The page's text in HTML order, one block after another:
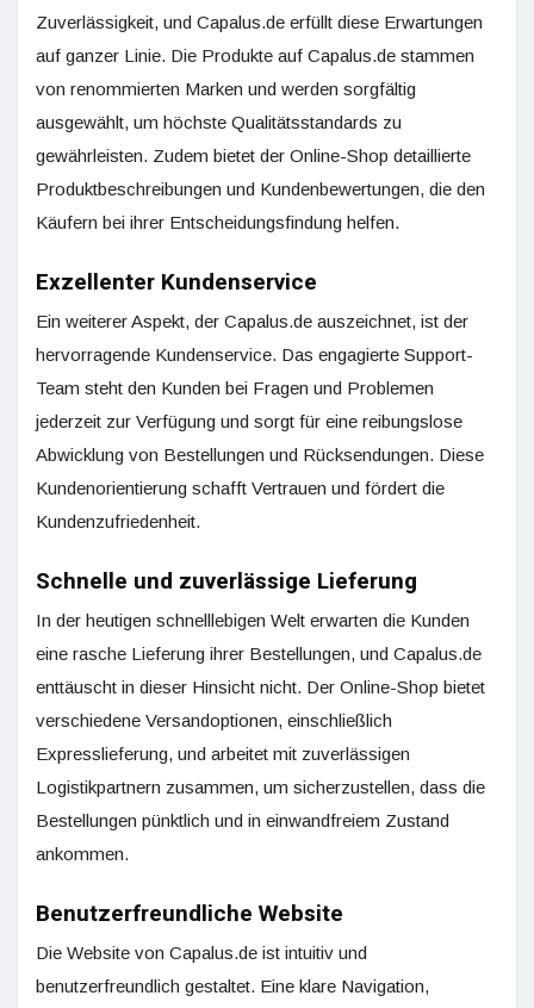
Zuverlässigkeit, und Capalus.de erfüllt diese Erwartungen
auf ganzer Linie. Die Produkte auf Capalus.de stammen
von renommierten Marken und werden sorgfältig
ausgewählt, um höchste Qualitätsstandards zu
gewährleisten. Zudem bietet der Online-Shop detaillierte
Produktbeschreibungen und Kundenbewertungen, die den
Käufern bei ihrer Entscheidungsfindung helfen.
Exzellenter Kundenservice
Ein weiterer Aspekt, der Capalus.de auszeichnet, ist der
hervorragende Kundenservice. Das engagierte Support-
Team steht den Kunden bei Fragen und Problemen
jederzeit zur Verfügung und sorgt für eine reibungslose
Abwicklung von Bestellungen und Rücksendungen. Diese
Kundenorientierung schafft Vertrauen und fördert die
Kundenzufriedenheit.
Schnelle und zuverlässige Lieferung
In der heutigen schnelllebigen Welt erwarten die Kunden
eine rasche Lieferung ihrer Bestellungen, und Capalus.de
enttäuscht in dieser Hinsicht nicht. Der Online-Shop bietet
verschiedene Versandoptionen, einschließlich
Expresslieferung, und arbeitet mit zuverlässigen
Logistikpartnern zusammen, um sicherzustellen, dass die
Bestellungen pünktlich und in einwandfreiem Zustand
ankommen.
Benutzerfreundliche Website
Die Website von Capalus.de ist intuitiv und
benutzerfreundlich gestaltet. Eine klare Navigation,